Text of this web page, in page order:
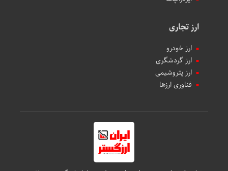
ارز تجاری
ارز خودرو
ارز گردشگری
ارز پتروشیمی
فناوری ارزها